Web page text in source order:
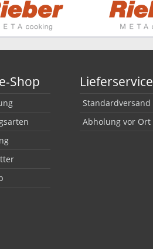
Shop Lieferservice
Standardversand
Abholung vor Ort